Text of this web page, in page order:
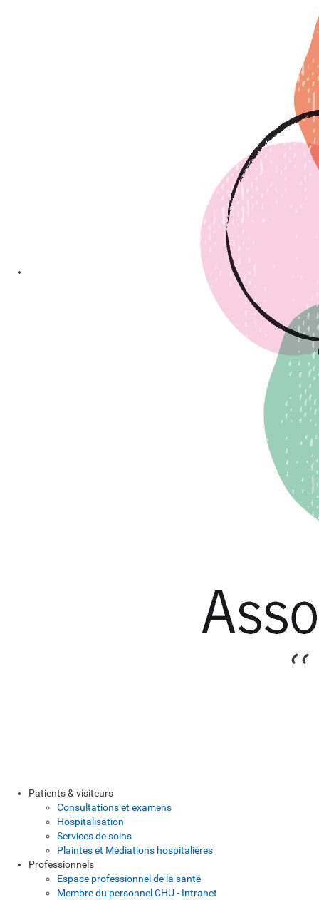
Patients & visiteurs
Consultations et examens
Hospitalisation
Services de soins
Plaintes et Médiations hospitalières
Professionnels
Espace professionnel de la santé
Membre du personnel CHU - Intranet